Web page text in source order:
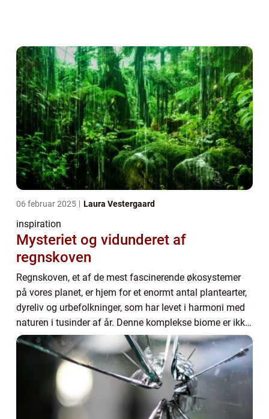
06 februar 2025 Laura Vestergaard
inspiration
Mysteriet og vidunderet af
regnskoven
Regnskoven, et af de mest fascinerende økosystemer
på vores planet, er hjem for et enormt antal plantearter,
dyreliv og urbefolkninger, som har levet i harmoni med
naturen i tusinder af år. Denne komplekse biome er ikke
blot en kil...